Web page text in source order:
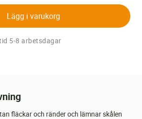
Lägg i varukorg
5-8 arbetsdagar
fläckar och ränder och lämnar skålen